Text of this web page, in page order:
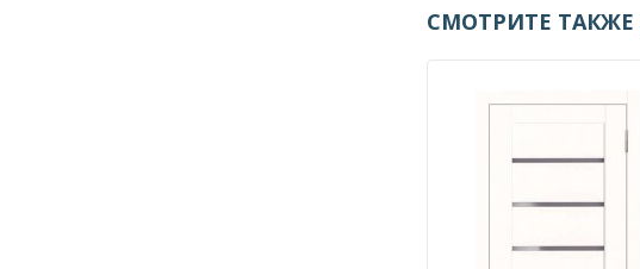
СМОТРИТЕ ТАКЖЕ